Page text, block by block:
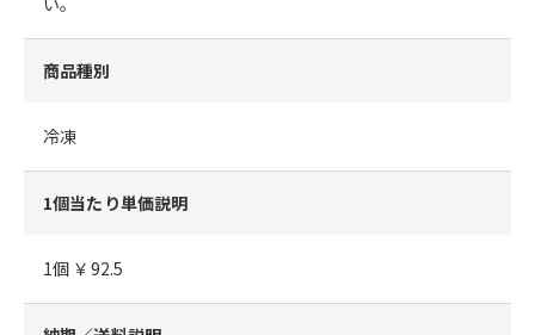
商品種別
冷凍
1個当たり単価説明
1個 ￥92.5